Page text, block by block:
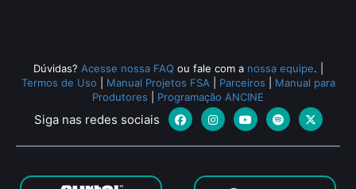
Dúvidas? Acesse nossa FAQ ou fale com a nossa equipe.
Termos de Uso
Manual Projetos FSA Parceiros
Manual para
Produtores
Programação ANCINE
Siga nas redes sociais